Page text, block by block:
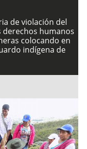
de violación del
derechos humanos
colocando en
indígena de